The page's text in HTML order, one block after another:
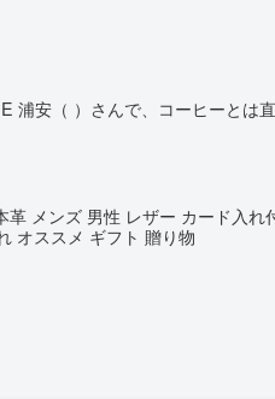
浦安（ ）さんで、コーヒーとは
メンズ 男性 レザー カード入れ
オススメ ギフト 贈り物